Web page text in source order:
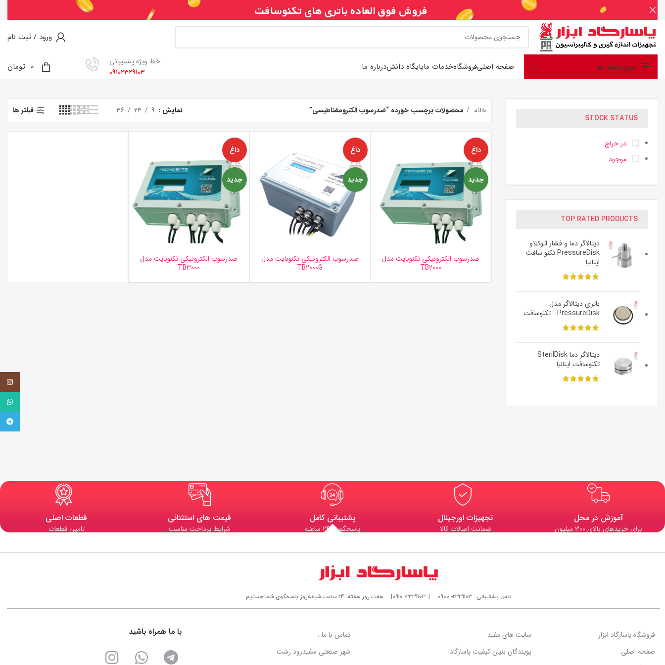
ورود / ثبت نام
مرور دسته ها صفحه اصلیفروشگاهخدمات ماپایگاه دانشدرباره ما
خط ویژه پشتیبانی
09102329103
0
0 تومان
STOCK STATUS
در حراج
موجود
TOP RATED PRODUCTS
دیتالاگر دما و فشار اتوکلاو
PressureDisk تکنو سافت
ایتالیا
باتری دیتالاگر مدل
PressureDisk - تکنوسافت
دیتالاگر دما SterilDisk
تکنوسافت ایتالیا
خانه محصولات برچسب خورده “ضدرسوب الکترومغناطیسی” نمایش 9
24
36 فیلتر ها
داغ
جدید
ضدرسوب الکترونیکی تکنوبایت مدل
TB2000
داغ
جدید
ضدرسوب الکترونیکی تکنوبایت مدل
TB2000G
داغ
جدید
ضدرسوب الکترونیکی تکنوبایت مدل
TB3000
آموزش در محل
برای خریدهای بالای 300 میلیون
تجهیزات اورجینال
ضمانت اصالات کالا
پشتیبانی کامل
پاسخگویی 24 ساعته
قیمت های استثنائی
شرایط پرداخت مناسب
قطعات اصلی
تامین قطعات
تلفن پشتیبانی: 2329103- 0900 | 2329103- 0910| هفت روز هفته، ۲۴ ساعت شبانه‌روز پاسخگوی شما هستیم.
فروشگاه پاسارگاد ابزار
صفحه اصلی
سایت های مفید
پویندگان بنیان کیفیت پاسارگاد
تماس با ما :
شهر صنعتی سفیدرود رشت
با ما همراه باشید
تلگرام